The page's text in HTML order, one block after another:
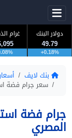
دولار البنك
49.79
+0.18%
غرام
بنك لايف
سعر جرام فضة استرليني
المصري